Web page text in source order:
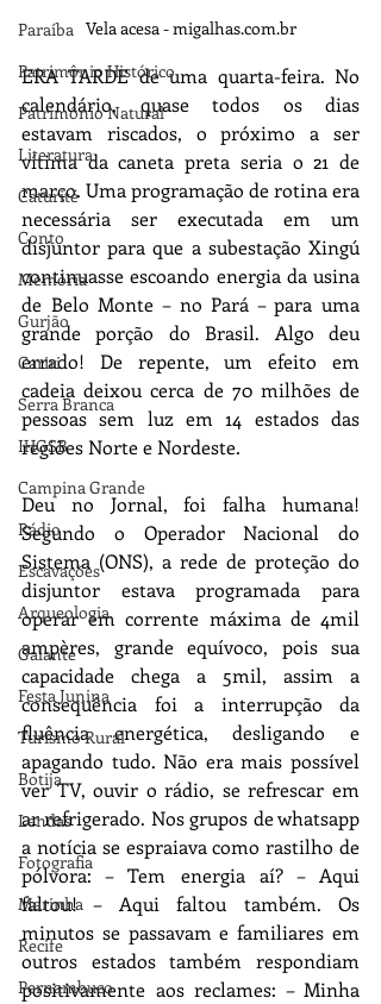
Paraíba
Patrimônio Histórico
Patrimônio Natural
Literatura
Caturité
Conto
Memória
Gurjão
Cariri
Serra Branca
IHGSB
Campina Grande
Rádio
Escavações
Arqueologia
Galante
Festa Junina
Turismo Rural
Botija
Lendas
Fotografia
Marinha
Recife
Pernambuco
Vela acesa - migalhas.com.br
ERA TARDE de uma quarta-feira. No
calendário, quase todos os dias
estavam riscados, o próximo a ser
vítima da caneta preta seria o 21 de
março. Uma programação de rotina era
necessária ser executada em um
disjuntor para que a subestação Xingú
continuasse escoando energia da usina
de Belo Monte – no Pará – para uma
grande porção do Brasil. Algo deu
errado! De repente, um efeito em
cadeia deixou cerca de 70 milhões de
pessoas sem luz em 14 estados das
regiões Norte e Nordeste.
Deu no Jornal, foi falha humana!
Segundo o Operador Nacional do
Sistema (ONS), a rede de proteção do
disjuntor estava programada para
operar em corrente máxima de 4mil
ampères, grande equívoco, pois sua
capacidade chega a 5mil, assim a
consequência foi a interrupção da
fluência energética, desligando e
apagando tudo. Não era mais possível
ver TV, ouvir o rádio, se refrescar em
ar refrigerado. Nos grupos de whatsapp
a notícia se espraiava como rastilho de
pólvora: – Tem energia aí? – Aqui
faltou! – Aqui faltou também. Os
minutos se passavam e familiares em
outros estados também respondiam
positivamente aos reclames: – Minha